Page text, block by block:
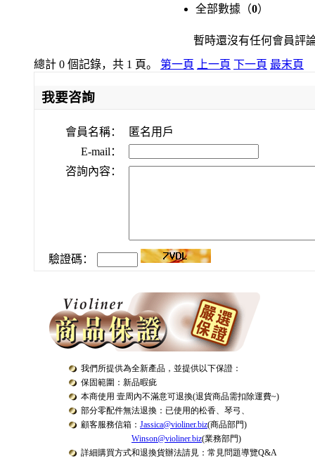
全部數據（0）
暫時還沒有任何會員評
總計 0 個記錄，共 1 頁。 第一頁 上一頁 下一頁 最末頁
我要咨詢
會員名稱：
匿名用戶
E-mail：
咨詢內容：
驗證碼：